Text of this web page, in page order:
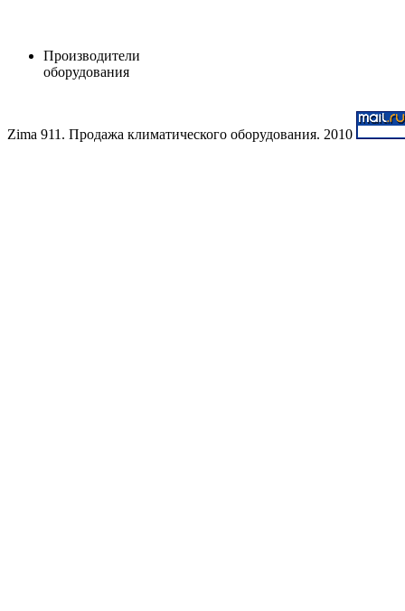
Производители
оборудования
Zima 911. Продажа климатического оборудования. 2010